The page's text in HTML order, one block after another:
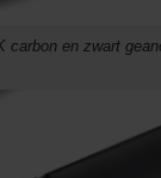
carbon en zwart